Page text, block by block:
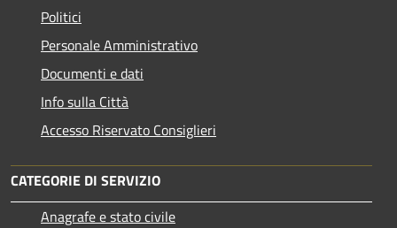
Politici
Personale Amministrativo
Documenti e dati
Info sulla Città
Accesso Riservato Consiglieri
CATEGORIE DI SERVIZIO
Anagrafe e stato civile